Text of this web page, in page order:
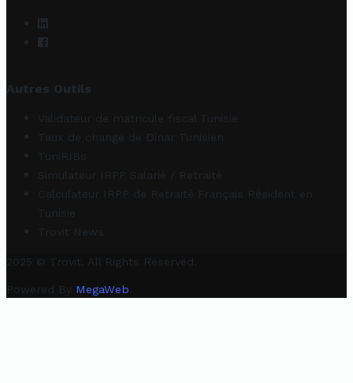
Autres Outils
Validateur de matricule fiscal Tunisie
Taux de change de Dinar Tunisien
TuniRIBs
Simulateur IRPP Salarié / Retraité
Calculateur IRPP de Retraité Français Résident en
Tunisie
Trovit News
2025 © Trovit. All Rights Reserved.
Powered By MegaWeb